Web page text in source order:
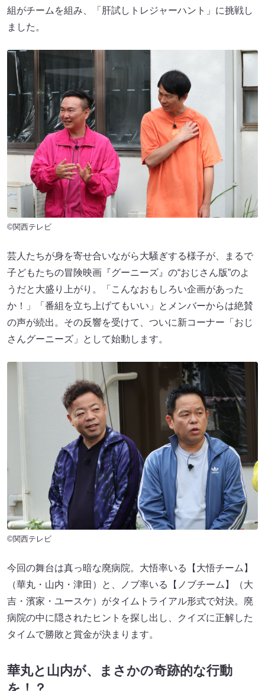
組がチームを組み、「肝試しトレジャーハント」に挑戦し
ました。
©関西テレビ
芸人たちが身を寄せ合いながら大騒ぎする様子が、まるで
子どもたちの冒険映画『グーニーズ』の“おじさん版”のよ
うだと大盛り上がり。「こんなおもしろい企画があった
か！」「番組を立ち上げてもいい」とメンバーからは絶賛
の声が続出。その反響を受けて、ついに新コーナー「おじ
さんグーニーズ」として始動します。
©関西テレビ
今回の舞台は真っ暗な廃病院。大悟率いる【大悟チーム】
（華丸・山内・津田）と、ノブ率いる【ノブチーム】（大
吉・濱家・ユースケ）がタイムトライアル形式で対決。廃
病院の中に隠されたヒントを探し出し、クイズに正解した
タイムで勝敗と賞金が決まります。
華丸と山内が、まさかの奇跡的な行動